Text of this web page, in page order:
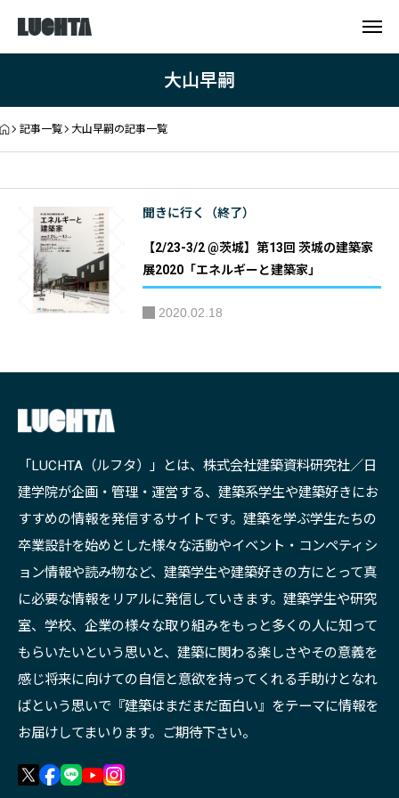
大山早嗣
記事一覧 大山早嗣の記事一覧
聞きに行く（終了）
【2/23-3/2 @茨城】第13回 茨城の建築家
展2020「エネルギーと建築家」
2020.02.18
「LUCHTA（ルフタ）」とは、株式会社建築資料研究社／日
建学院が企画・管理・運営する、建築系学生や建築好きにお
すすめの情報を発信するサイトです。建築を学ぶ学生たちの
卒業設計を始めとした様々な活動やイベント・コンペティシ
ョン情報や読み物など、建築学生や建築好きの方にとって真
に必要な情報をリアルに発信していきます。建築学生や研究
室、学校、企業の様々な取り組みをもっと多くの人に知って
もらいたいという思いと、建築に関わる楽しさやその意義を
感じ将来に向けての自信と意欲を持ってくれる手助けとなれ
ばという思いで『建築はまだまだ面白い』をテーマに情報を
お届けしてまいります。ご期待下さい。